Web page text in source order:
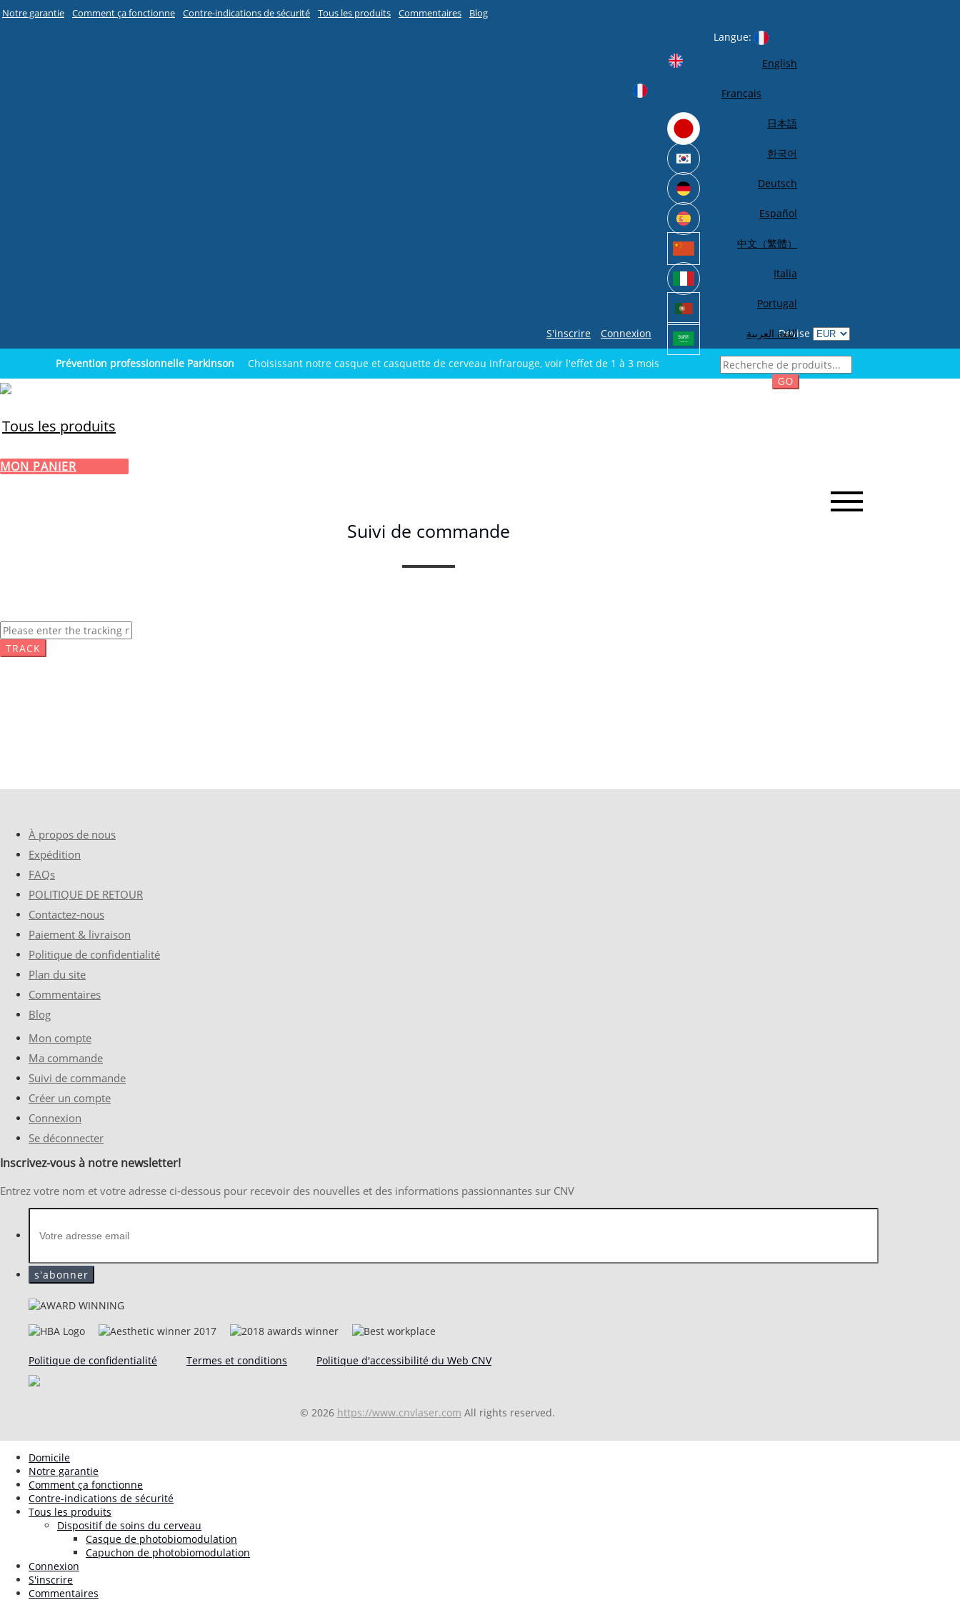
Notre garantie Comment ça fonctionne Contre-indications de sécurité Tous les produits Commentaires Blog
S'inscrire Connexion
Langue:
English
Français
日本語
한국어
Deutsch
Español
中文（繁體）
Italia
Portugal
اللغة العربية
Devise
Prévention professionnelle Parkinson Choisissant notre casque et casquette de cerveau infrarouge, voir l'effet de 1 à 3 mois
GO
Tous les produits
MON PANIER
Suivi de commande
À propos de nous
Expédition
FAQs
POLITIQUE DE RETOUR
Contactez-nous
Paiement & livraison
Politique de confidentialité
Plan du site
Commentaires
Blog
Mon compte
Ma commande
Suivi de commande
Créer un compte
Connexion
Se déconnecter
Inscrivez-vous à notre newsletter!
Entrez votre nom et votre adresse ci-dessous pour recevoir des nouvelles et des informations passionnantes sur CNV
Politique de confidentialité Termes et conditions Politique d'accessibilité du Web CNV
© 2026 https://www.cnvlaser.com All rights reserved.
Domicile
Notre garantie
Comment ça fonctionne
Contre-indications de sécurité
Tous les produits
Dispositif de soins du cerveau
Casque de photobiomodulation
Capuchon de photobiomodulation
Connexion
S'inscrire
Commentaires